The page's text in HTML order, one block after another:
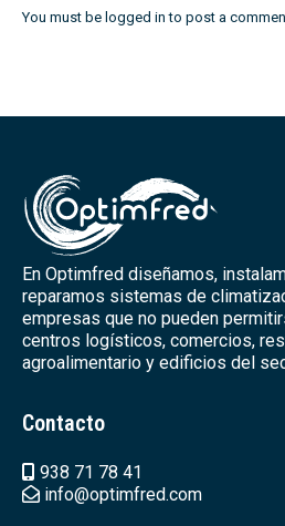
You must be logged in to post a
En Optimfred diseñamos,
reparamos sistemas de
empresas que no pueden
centros logísticos, comercios,
agroalimentario y edificios del
Contacto
938 71 78 41
info@optimfred.com